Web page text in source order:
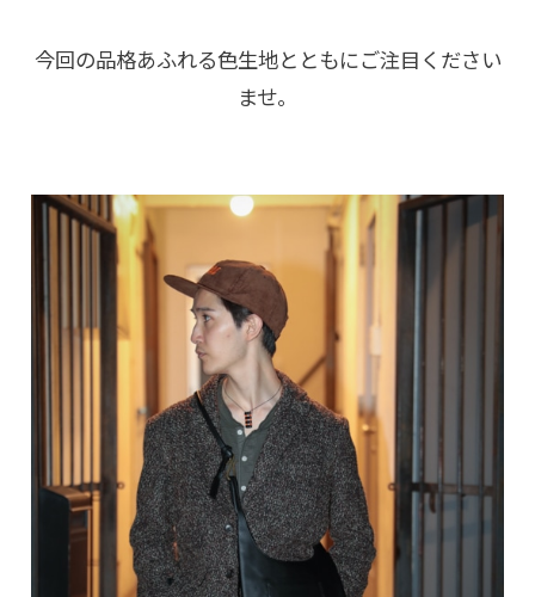
今回の品格あふれる色生地とともにご注目ください
ませ。